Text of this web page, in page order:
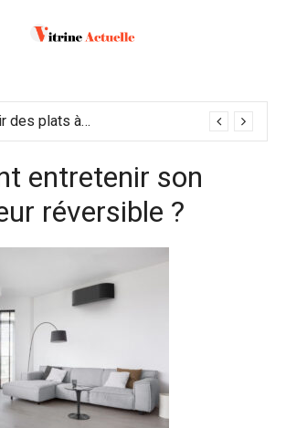
Bien choisir des plats à emporter : astuces et idées pour varier les plaisirs
entretenir son
réversible ?